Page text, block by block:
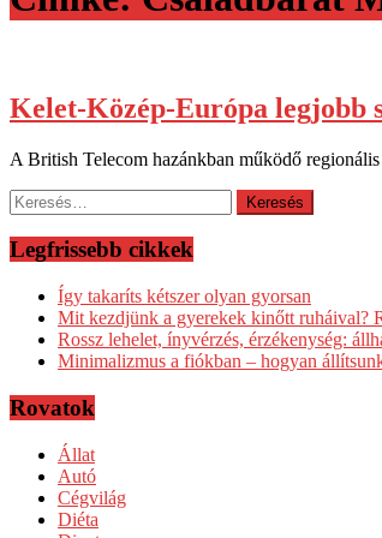
Kelet-Közép-Európa legjobb
A British Telecom hazánkban működő
Keresés:
Legfrissebb cikkek
Így takaríts kétszer olyan gyorsan
Mit kezdjünk a gyerekek kinőtt ruháival?
Rossz lehelet, ínyvérzés, érzékenység:
Minimalizmus a fiókban – hogyan
Rovatok
Állat
Autó
Cégvilág
Diéta